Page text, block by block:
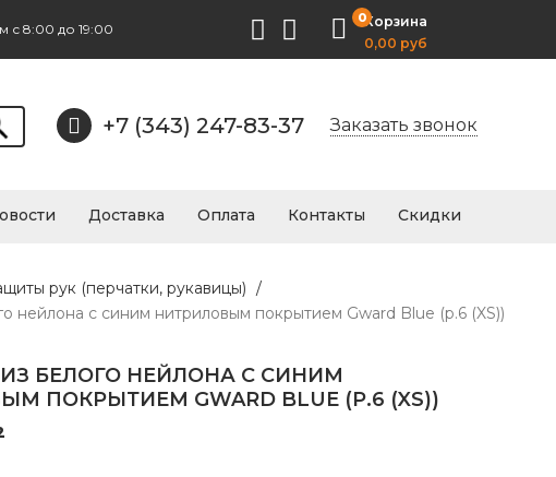
с 8:00 до 19:00
0Корзина
0,00 руб
+7 (343) 247-83-37 Заказать звонок
Доставка Оплата Контакты Скидки
рук (перчатки, рукавицы) /
нейлона с синим нитриловым покрытием Gward Blue (р.6 (XS))
БЕЛОГО НЕЙЛОНА С СИНИМ
ПОКРЫТИЕМ GWARD BLUE (Р.6 (XS))